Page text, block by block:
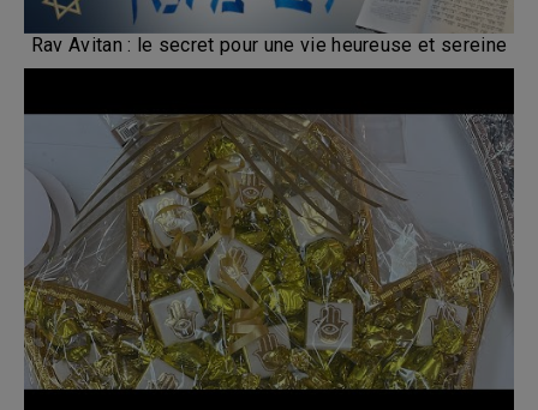
Rav Avitan : le secret pour une vie heureuse et sereine